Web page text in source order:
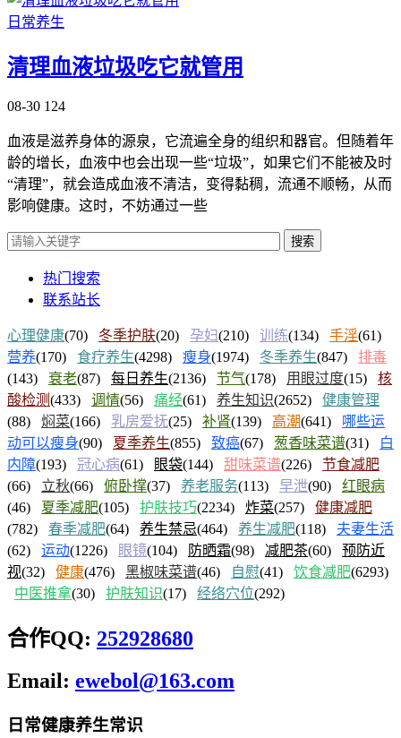
日常养生
清理血液垃圾吃它就管用
08-30 124
血液是滋养身体的源泉，它流遍全身的组织和器官。但随着年
龄的增长，血液中也会出现一些“垃圾”，如果它们不能被及时
“清理”，就会造成血液不清洁，变得黏稠，流通不顺畅，从而
影响健康。这时，不妨通过一些
搜索
热门搜索
联系站长
心理健康(70) 冬季护肤(20) 孕妇(210) 训练(134) 手淫(61)
营养(170) 食疗养生(4298) 瘦身(1974) 冬季养生(847) 排毒
(143) 衰老(87) 每日养生(2136) 节气(178) 用眼过度(15) 核
酸检测(433) 调情(56) 痛经(61) 养生知识(2652) 健康管理
(88) 焖菜(166) 乳房爱抚(25) 补肾(139) 高潮(641)
哪些运
动可以瘦身(90) 夏季养生(855) 致癌(67) 葱香味菜谱(31)
白
内障(193) 冠心病(61) 眼袋(144) 甜味菜谱(226) 节食减肥
(66) 立秋(66) 俯卧撑(37) 养老服务(113) 早泄(90) 红眼病
(46) 夏季减肥(105) 护肤技巧(2234) 炸菜(257) 健康减肥
(782) 春季减肥(64) 养生禁忌(464) 养生减肥(118) 夫妻生活
(62) 运动(1226) 眼镜(104) 防晒霜(98) 减肥茶(60) 预防近
视(32) 健康(476) 黑椒味菜谱(46) 自慰(41) 饮食减肥(6293)
中医推拿(30) 护肤知识(17) 经络穴位(292)
合作QQ: 252928680
Email: ewebol@163.com
日常健康养生常识